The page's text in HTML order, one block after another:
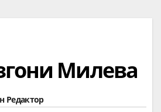
Милева
Редактор